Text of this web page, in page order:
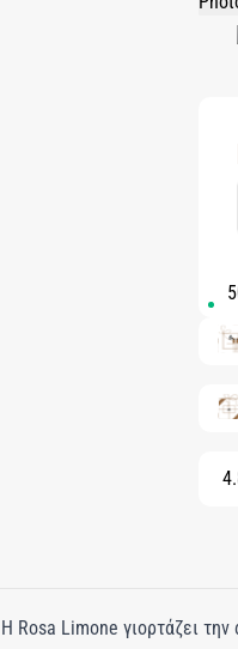
Η Rosa Limone γιορτάζει